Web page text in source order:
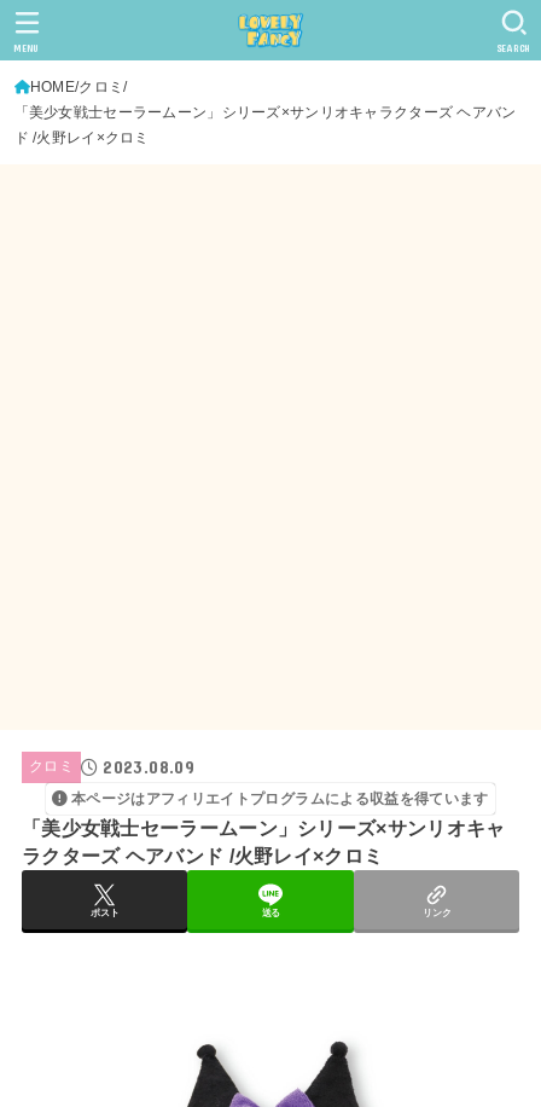
SEARCH
MENU
HOME クロミ
「美少女戦士セーラームーン」シリーズ×サンリオキャラクターズ ヘアバン
ド /火野レイ×クロミ
クロミ 2023.08.09
本ページはアフィリエイトプログラムによる収益を得ています
「美少女戦士セーラームーン」シリーズ×サンリオキャ
ラクターズ ヘアバンド /火野レイ×クロミ
ポスト 送る リンク